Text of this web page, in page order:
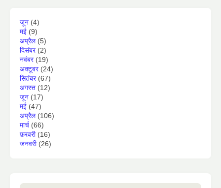
जून (4)
मई (9)
अप्रैल(5)
दिसंबर(2)
नवंबर(19)
अक्टूबर(24)
सितंबर(67)
अगस्त (12)
जून (17)
मई (47)
अप्रैल(106)
मार्च (66)
फ़रवरी(16)
जनवरी(26)